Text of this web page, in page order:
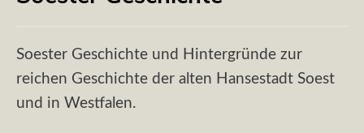
Soester Geschichte und Hintergründe zur
reichen Geschichte der alten Hansestadt Soest
und in Westfalen.